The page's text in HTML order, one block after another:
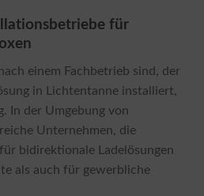
für
einem Fachbetrieb sind, der
in Lichtentanne installiert,
In der Umgebung von
Unternehmen, die
bidirektionale Ladelösungen
als auch für gewerbliche